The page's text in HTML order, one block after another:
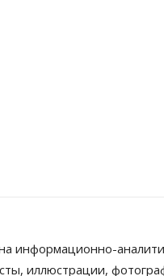
информационно-
иллюстрации,